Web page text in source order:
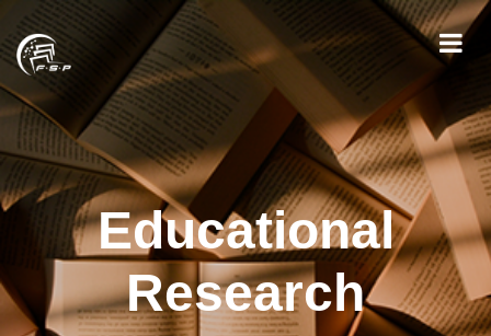
Educational
Research